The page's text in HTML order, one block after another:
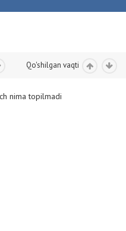
Qo'shilgan vaqti
nima topilmadi